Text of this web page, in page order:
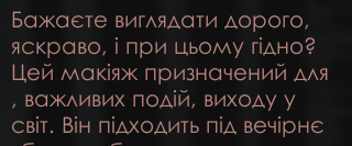
Бажаєте виглядати дорого,
яскраво, і при цьому гідно?
Цей макіяж призначений для
, важливих подій, виходу у
світ. Він підходить під вечірнє